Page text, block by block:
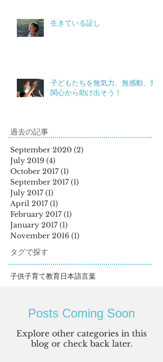
生きている証し
子どもたちを無気力、無感動、無
関心から助け出そう！
過去の記事
September 2020 (2)
July 2019 (4)
October 2017 (1)
September 2017 (1)
July 2017 (1)
April 2017 (1)
February 2017 (1)
January 2017 (1)
November 2016 (1)
タグで探す
子供子育て教育日本語言葉
Posts Coming Soon
Explore other categories in this
blog or check back later.